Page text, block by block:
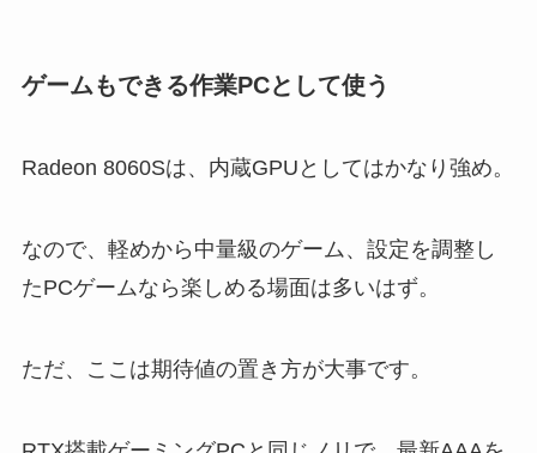
ゲームもできる作業PCとして使う
Radeon 8060Sは、内蔵GPUとしてはかなり強め。
なので、軽めから中量級のゲーム、設定を調整し
たPCゲームなら楽しめる場面は多いはず。
ただ、ここは期待値の置き方が大事です。